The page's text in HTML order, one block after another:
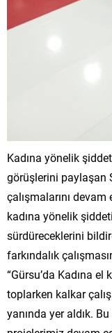
Kadına yönelik
görüşlerini paylaşan
çalışmalarını
kadına yönelik
sürdüreceklerini
farkındalık
“Gürsu’da Kadına
toplarken kalkar
yanında yer aldık.